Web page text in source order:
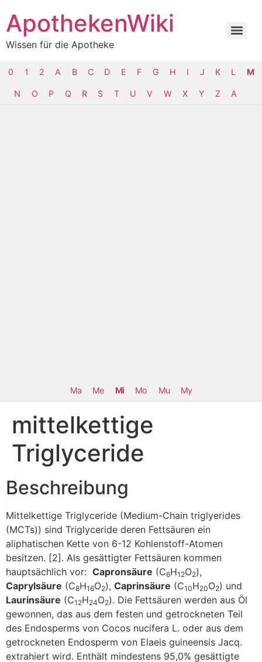
ApothekenWiki
Wissen für die Apotheke
0 1 2 A B C D E F G H I J K L M
N O P Q R S T U V W X Y Z Α
Ma Me Mi Mo Mu My
mittelkettige
Triglyceride
Beschreibung
Mittelkettige Triglyceride (Medium-Chain triglyerides
(MCTs)) sind Triglyceride deren Fettsäuren ein
aliphatischen Kette von 6-12 Kohlenstoff-Atomen
besitzen. [2]. Als gesättigter Fettsäuren kommen
hauptsächlich vor: Capronsäure (C6H12O2),
Caprylsäure (C8H16O2), Caprinsäure (C10H20O2) und
Laurinsäure (C12H24O2). Die Fettsäuren werden aus Öl
gewonnen, das aus dem festen und getrockneten Teil
des Endosperms von Cocos nucifera L. oder aus dem
getrockneten Endosperm von Elaeis guineensis Jacq.
extrahiert wird. Enthält mindestens 95,0% gesättigte